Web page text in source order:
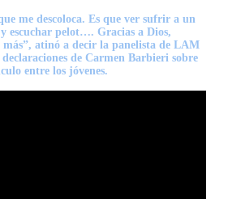
me descoloca. Es que ver sufrir a un
escuchar pelot…. Gracias a Dios,
atinó a decir la panelista de LAM
declaraciones de Carmen Barbieri sobre
entre los jóvenes.